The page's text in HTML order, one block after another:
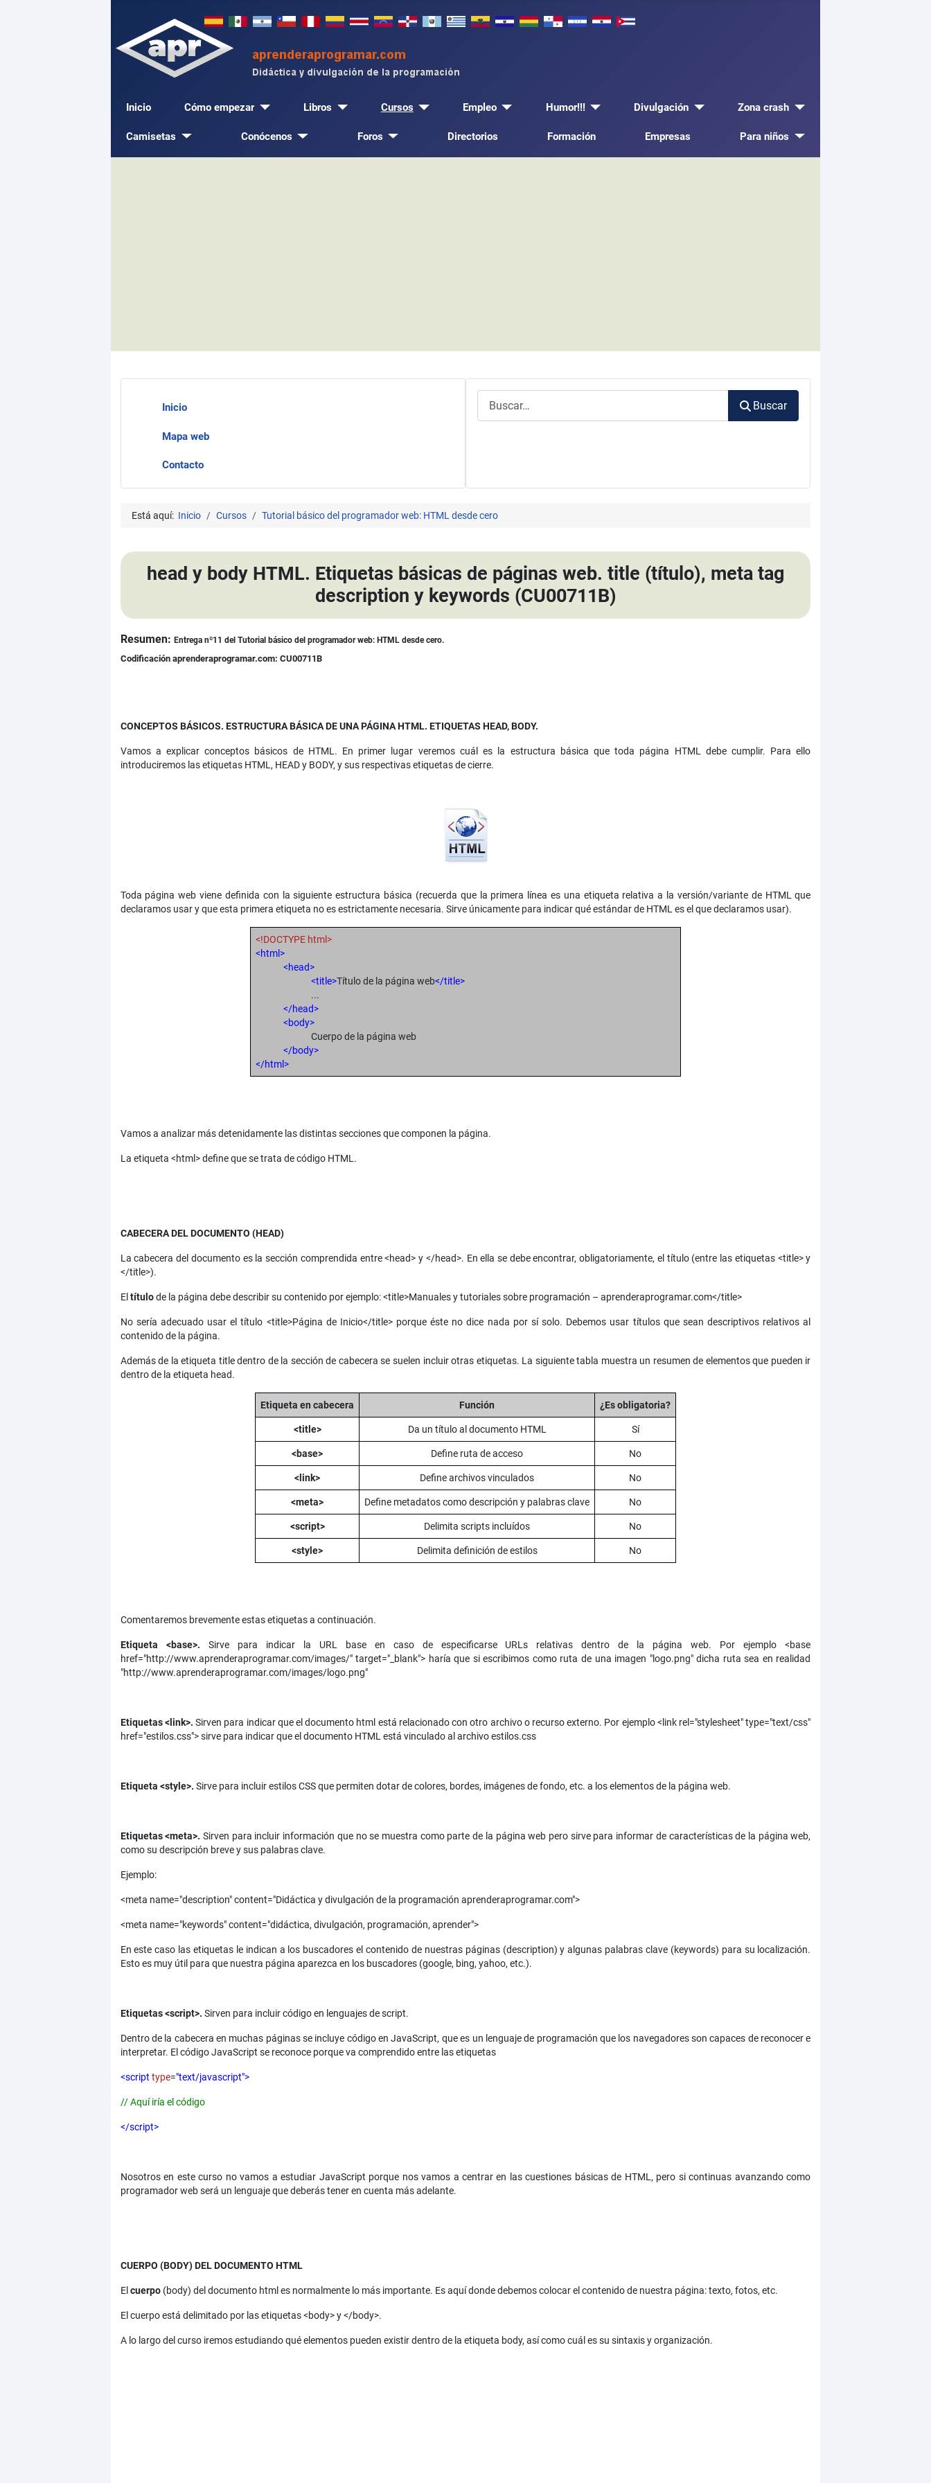
Inicio Cómo empezar Libros Cursos Empleo Humor!!! Divulgación Zona crash
Camisetas Conócenos Foros Directorios Formación Empresas Para niños
Inicio
Mapa web
Contacto
Buscar
Está aquí: Inicio Cursos Tutorial básico del programador web: HTML desde cero
head y body HTML. Etiquetas básicas de páginas web. title (título), meta tag
description y keywords (CU00711B)
Detalles
Resumen: Entrega nº11 del Tutorial básico del programador web: HTML desde cero.
Codificación aprenderaprogramar.com: CU00711B
CONCEPTOS BÁSICOS. ESTRUCTURA BÁSICA DE UNA PÁGINA HTML. ETIQUETAS HEAD, BODY.
Vamos a explicar conceptos básicos de HTML. En primer lugar veremos cuál es la estructura básica que toda página HTML debe cumplir. Para ello
introduciremos las etiquetas HTML, HEAD y BODY, y sus respectivas etiquetas de cierre.
Toda página web viene definida con la siguiente estructura básica (recuerda que la primera línea es una etiqueta relativa a la versión/variante de HTML que
declaramos usar y que esta primera etiqueta no es estrictamente necesaria. Sirve únicamente para indicar qué estándar de HTML es el que declaramos usar).
<!DOCTYPE html>
<html>
<head>
<title>Título de la página web</title>
...
</head>
<body>
Cuerpo de la página web
</body>
</html>
Vamos a analizar más detenidamente las distintas secciones que componen la página.
La etiqueta <html> define que se trata de código HTML.
CABECERA DEL DOCUMENTO (HEAD)
La cabecera del documento es la sección comprendida entre <head> y </head>. En ella se debe encontrar, obligatoriamente, el título (entre las etiquetas <title> y
</title>).
El títulode la página debe describir su contenido por ejemplo: <title>Manuales y tutoriales sobre programación – aprenderaprogramar.com</title>
No sería adecuado usar el título <title>Página de Inicio</title> porque éste no dice nada por sí solo. Debemos usar títulos que sean descriptivos relativos al
contenido de la página.
Además de la etiqueta title dentro de la sección de cabecera se suelen incluir otras etiquetas. La siguiente tabla muestra un resumen de elementos que pueden ir
dentro de la etiqueta head.
Etiqueta en cabecera Función ¿Es obligatoria?
<title> Da un título al documento HTML Sí
<base> Define ruta de acceso No
<link> Define archivos vinculados No
<meta> Define metadatos como descripción y palabras clave No
<script> Delimita scripts incluídos No
<style> Delimita definición de estilos No
Comentaremos brevemente estas etiquetas a continuación.
Etiqueta <base>. Sirve para indicar la URL base en caso de especificarse URLs relativas dentro de la página web. Por ejemplo <base
href="http://www.aprenderaprogramar.com/images/" target="_blank"> haría que si escribimos como ruta de una imagen "logo.png" dicha ruta sea en realidad
"http://www.aprenderaprogramar.com/images/logo.png"
Etiquetas <link>. Sirven para indicar que el documento html está relacionado con otro archivo o recurso externo. Por ejemplo <link rel="stylesheet" type="text/css"
href="estilos.css"> sirve para indicar que el documento HTML está vinculado al archivo estilos.css
Etiqueta <style>. Sirve para incluir estilos CSS que permiten dotar de colores, bordes, imágenes de fondo, etc. a los elementos de la página web.
Etiquetas <meta>. Sirven para incluir información que no se muestra como parte de la página web pero sirve para informar de características de la página web,
como su descripción breve y sus palabras clave.
Ejemplo:
<meta name="description" content="Didáctica y divulgación de la programación aprenderaprogramar.com">
<meta name="keywords" content="didáctica, divulgación, programación, aprender">
En este caso las etiquetas le indican a los buscadores el contenido de nuestras páginas (description) y algunas palabras clave (keywords) para su localización.
Esto es muy útil para que nuestra página aparezca en los buscadores (google, bing, yahoo, etc.).
Etiquetas <script>. Sirven para incluir código en lenguajes de script.
Dentro de la cabecera en muchas páginas se incluye código en JavaScript, que es un lenguaje de programación que los navegadores son capaces de reconocer e
interpretar. El código JavaScript se reconoce porque va comprendido entre las etiquetas
<script type="text/javascript">
// Aquí iría el código
</script>
Nosotros en este curso no vamos a estudiar JavaScript porque nos vamos a centrar en las cuestiones básicas de HTML, pero si continuas avanzando como
programador web será un lenguaje que deberás tener en cuenta más adelante.
CUERPO (BODY) DEL DOCUMENTO HTML
El cuerpo(body) del documento html es normalmente lo más importante. Es aquí donde debemos colocar el contenido de nuestra página: texto, fotos, etc.
El cuerpo está delimitado por las etiquetas <body> y </body>.
A lo largo del curso iremos estudiando qué elementos pueden existir dentro de la etiqueta body, así como cuál es su sintaxis y organización.